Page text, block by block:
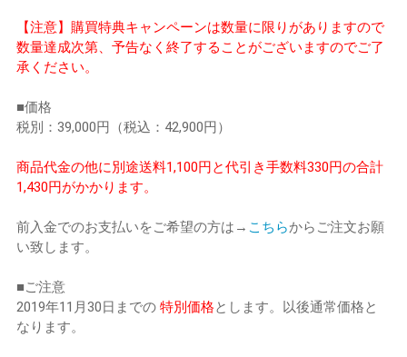
【注意】購買特典キャンペーンは数量に限りがありますので
数量達成次第、予告なく終了することがございますのでご了
承ください。
■価格
税別：39,000円（税込：42,900円）
商品代金の他に別途送料1,100円と代引き手数料330円の合計
1,430円がかかります。
前入金でのお支払いをご希望の方は→ こちらからご注文お願
い致します。
■ご注意
2019年11月30日までの 特別価格とします。以後通常価格と
なります。